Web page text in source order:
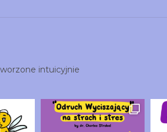
intuicyjnie